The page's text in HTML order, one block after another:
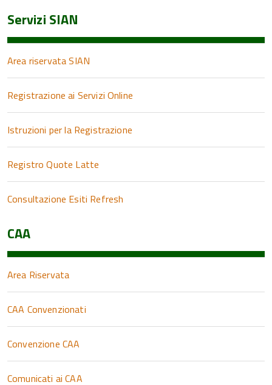
Servizi SIAN
Area riservata SIAN
Registrazione ai Servizi Online
Istruzioni per la Registrazione
Registro Quote Latte
Consultazione Esiti Refresh
CAA
Area Riservata
CAA Convenzionati
Convenzione CAA
Comunicati ai CAA